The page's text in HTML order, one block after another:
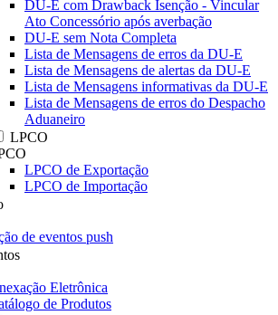
DU-E com Drawback Isenção - Vincular
Ato Concessório após averbação
DU-E sem Nota Completa
Lista de Mensagens de erros da DU-E
Lista de Mensagens de alertas da DU-E
Lista de Mensagens informativas da DU-E
Lista de Mensagens de erros do Despacho
Aduaneiro
LPCO
LPCO de Exportação
LPCO de Importação
de eventos push
Eletrônica
de Produtos